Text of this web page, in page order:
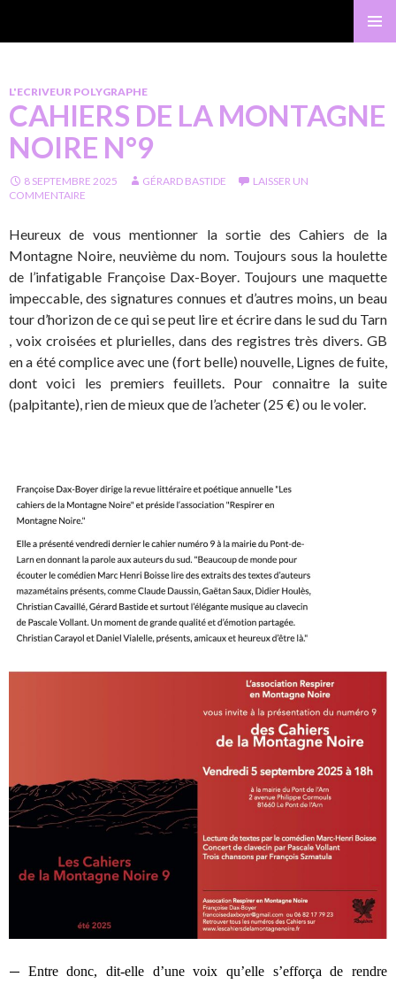
L'ECRIVEUR POLYGRAPHE
CAHIERS DE LA MONTAGNE
NOIRE N°9
8 SEPTEMBRE 2025 GÉRARD BASTIDE
LAISSER UN
COMMENTAIRE
Heureux de vous mentionner la sortie des Cahiers de la
Montagne Noire, neuvième du nom. Toujours sous la houlette
de l’infatigable Françoise Dax-Boyer. Toujours une maquette
impeccable, des signatures connues et d’autres moins, un beau
tour d’horizon de ce qui se peut lire et écrire dans le sud du Tarn
, voix croisées et plurielles, dans des registres très divers. GB
en a été complice avec une (fort belle) nouvelle, Lignes de fuite,
dont voici les premiers feuillets. Pour connaitre la suite
(palpitante), rien de mieux que de l’acheter (25 €) ou le voler.
— Entre donc, dit-elle d’une voix qu’elle s’efforça de rendre